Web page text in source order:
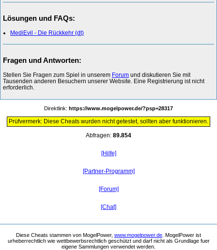
Lösungen und FAQs:
MediEvil - Die Rückkehr (dt)
Fragen und Antworten:
Stellen Sie Fragen zum Spiel in unserem Forum und diskutieren Sie mit
Tausenden anderen Besuchern unserer Website. Eine Registrierung ist nicht
erforderlich.
Direktlink: https://www.mogelpower.de/?psp=28317
Prüfvermerk: Diese Cheats wurden nicht getestet, sollten aber funktionieren.
Abfragen: 89.854
[Hilfe]
[Partner-Programm]
[Forum]
[Chat]
Diese Cheats stammen von MogelPower, www.mogelpower.de . MogelPower ist
urheberrechtlich wie wettbewerbsrechtlich geschützt und darf nicht als Grundlage fuer
eigene Sammlungen verwendet werden.